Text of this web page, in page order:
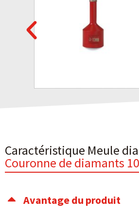
Caractéristique Meule
Couronne de diamants
Avantage du produit